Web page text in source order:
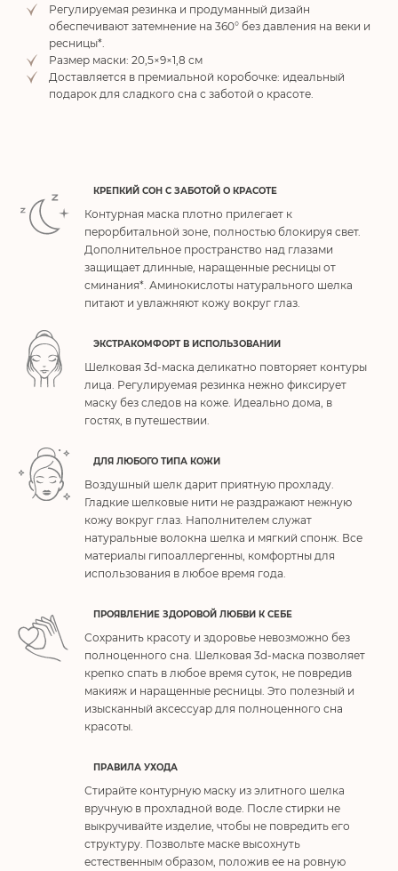
Регулируемая резинка и продуманный дизайн
обеспечивают затемнение на 360° без давления на веки и
ресницы*.
Размер маски: 20,5×9×1,8 см
Доставляется в премиальной коробочке: идеальный
подарок для сладкого сна с заботой о красоте.
КРЕПКИЙ СОН С ЗАБОТОЙ О КРАСОТЕ
Контурная маска плотно прилегает к
перорбитальной зоне, полностью блокируя свет.
Дополнительное пространство над глазами
защищает длинные, наращенные ресницы от
сминания*. Аминокислоты натурального шелка
питают и увлажняют кожу вокруг глаз.
ЭКСТРАКОМФОРТ В ИСПОЛЬЗОВАНИИ
Шелковая 3d-маска деликатно повторяет контуры
лица. Регулируемая резинка нежно фиксирует
маску без следов на коже. Идеально дома, в
гостях, в путешествии.
ДЛЯ ЛЮБОГО ТИПА КОЖИ
Воздушный шелк дарит приятную прохладу.
Гладкие шелковые нити не раздражают нежную
кожу вокруг глаз. Наполнителем служат
натуральные волокна шелка и мягкий спонж. Все
материалы гипоаллергенны, комфортны для
использования в любое время года.
ПРОЯВЛЕНИЕ ЗДОРОВОЙ ЛЮБВИ К СЕБЕ
Сохранить красоту и здоровье невозможно без
полноценного сна. Шелковая 3d-маска позволяет
крепко спать в любое время суток, не повредив
макияж и наращенные ресницы. Это полезный и
изысканный аксессуар для полноценного сна
красоты.
ПРАВИЛА УХОДА
Стирайте контурную маску из элитного шелка
вручную в прохладной воде. После стирки не
выкручивайте изделие, чтобы не повредить его
структуру. Позвольте маске высохнуть
естественным образом, положив ее на ровную